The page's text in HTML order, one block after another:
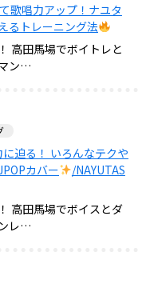
歌唱力アップ！ナユタ
るトレーニング法
高田馬場でボイトレと
ン…
迫る！ いろんなテクや
カバー
/NAYUTAS
高田馬場でボイスとダ
レ…